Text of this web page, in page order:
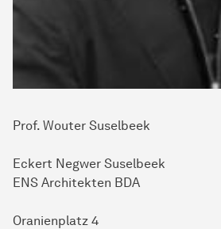
Prof. Wouter Suselbeek
Eckert Negwer Suselbeek
ENS Architekten BDA
Oranienplatz 4